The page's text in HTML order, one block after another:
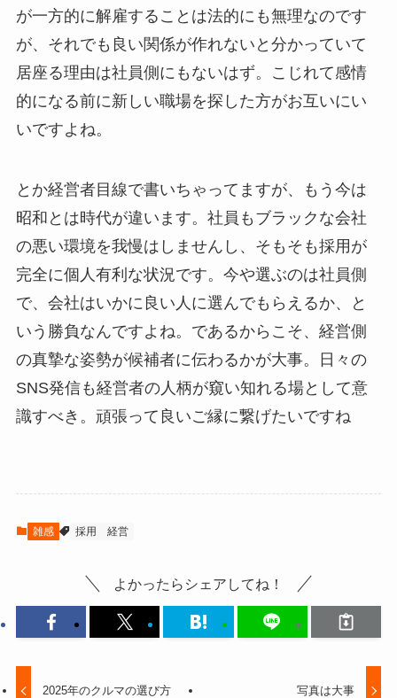
が一方的に解雇することは法的にも無理なのです
が、それでも良い関係が作れないと分かっていて
居座る理由は社員側にもないはず。こじれて感情
的になる前に新しい職場を探した方がお互いにい
いですよね。
とか経営者目線で書いちゃってますが、もう今は
昭和とは時代が違います。社員もブラックな会社
の悪い環境を我慢はしませんし、そもそも採用が
完全に個人有利な状況です。今や選ぶのは社員側
で、会社はいかに良い人に選んでもらえるか、と
いう勝負なんですよね。であるからこそ、経営側
の真摯な姿勢が候補者に伝わるかが大事。日々の
SNS発信も経営者の人柄が窺い知れる場として意
識すべき。頑張って良いご縁に繋げたいですね
雑感 採用 経営
よかったらシェアしてね！
2025年のクルマの選び方 写真は大事